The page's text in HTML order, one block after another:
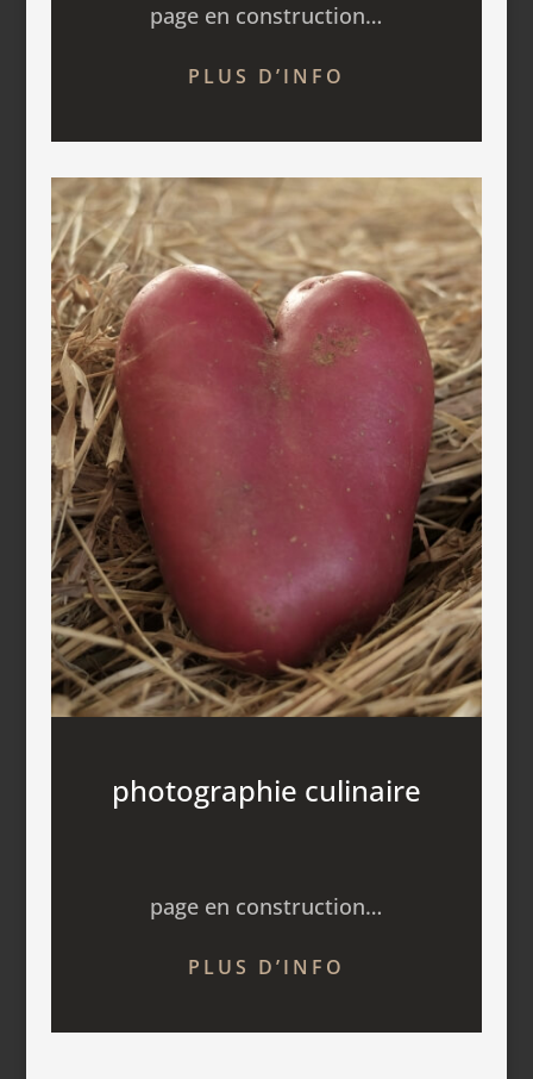
page en construction…
PLUS D’INFO
photographie culinaire
page en construction…
PLUS D’INFO